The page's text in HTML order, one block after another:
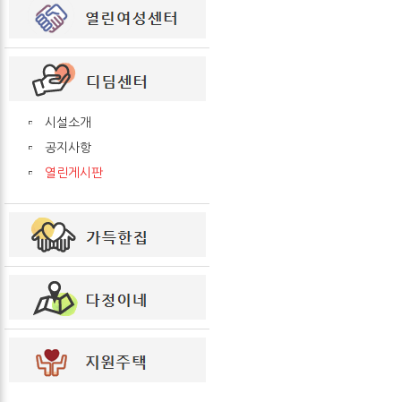
시설소개
공지사항
열린게시판